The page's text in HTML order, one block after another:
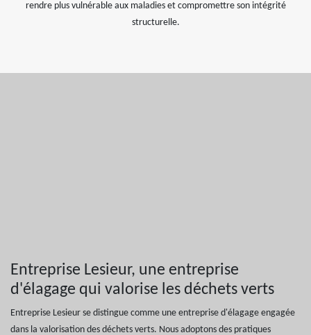
rendre plus vulnérable aux maladies et compromettre son intégrité
structurelle.
Entreprise Lesieur, une entreprise
d'élagage qui valorise les déchets verts
Entreprise Lesieur se distingue comme une entreprise d'élagage engagée
dans la valorisation des déchets verts. Nous adoptons des pratiques